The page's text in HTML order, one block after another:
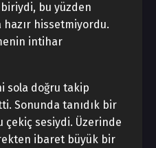
bu yüzden
hissetmiyordu.
intihar
sola doğru takip
Sonunda tanıdık bir
çekiç sesiydi. Üzerinde
ibaret büyük bir